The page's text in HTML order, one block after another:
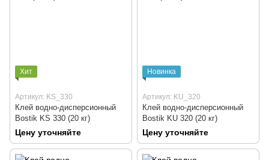
Хит
Артикул: KS_330
Клей водно-дисперсионный
Bostik KS 330 (20 кг)
Цену уточняйте
Новинка
Артикул: KU_320
Клей водно-дисперсионный
Bostik KU 320 (20 кг)
Цену уточняйте